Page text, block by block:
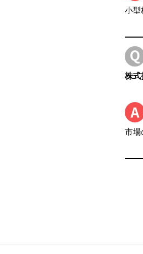
小型
株式
市場